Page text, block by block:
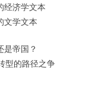
经济学文本
文学文本
是帝国？
的路径之争